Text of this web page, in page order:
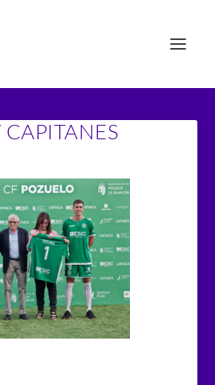
CAPITANES